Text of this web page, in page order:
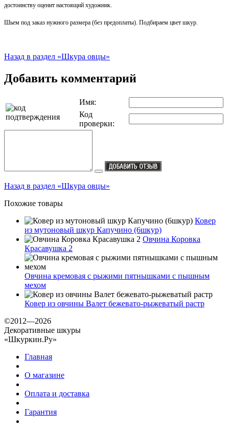
достоинству оценит настоящий художник.
Шьем под заказ нужного размера (без предоплаты). Подбираем цвет шкур.
Назад в раздел «Шкура овцы»
Добавить комментарий
Имя:
Код
проверки:
Назад в раздел «Шкура овцы»
Похожие товары
Ковер
из мутоновый шкур Капучино (6шкур)
Овчина Коровка
Красавушка 2
Овчина кремовая с рыжими пятнышками с пышным
мехом
Ковер из овчины Валет бежевато-рыжеватый растр
©2012—2026
Декоративные шкуры
«Шкуркин.Ру»
Главная
О магазине
Оплата и доставка
Гарантия